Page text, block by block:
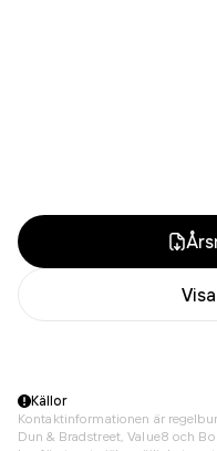
Källor
Kontaktinformationen är
Dun & Bradstreet, Value8 och